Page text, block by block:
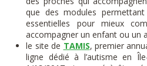
que des modules
essentielles pour mieux
accompagner un enfant ou un
le site de TAMIS, premier
ligne dédié à l’autisme en